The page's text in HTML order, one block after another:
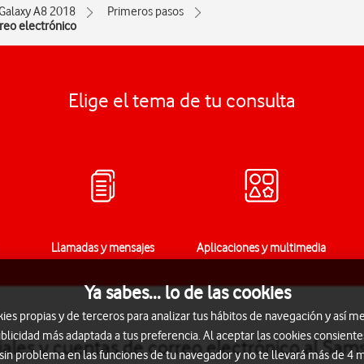
A8 2018
Primeros pasos
electrónico
Elige el tema de tu consulta
Llamadas y mensajes Aplicaciones y multimedia
y cuentas de correo electrónico al
Ya sabes... lo de las cookies
propias y de terceros para analizar tus hábitos de navegación y así
más adaptada a tus preferencia. Al aceptar las cookies
problema en las funciones de tu navegador y no te llevará más de 4